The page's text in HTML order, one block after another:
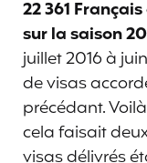
22 361
sur la saison
juillet 2016 à
de visas
précédant.
cela faisait
visas délivrés